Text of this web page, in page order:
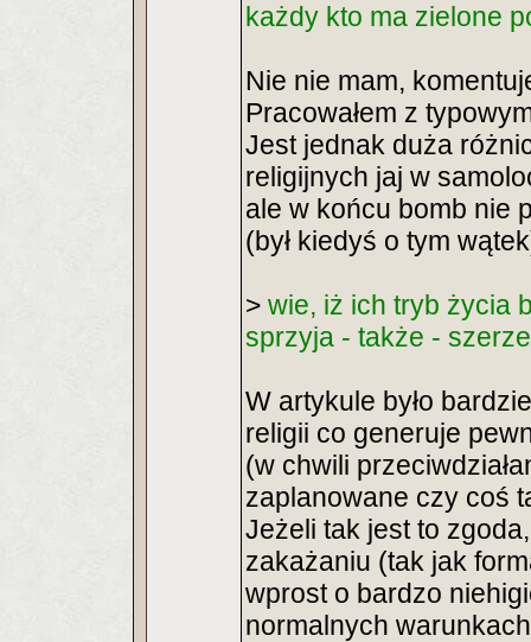
każdy kto ma zielone
Nie nie mam,
Pracowałem z
Jest jednak duża
religijnych jaj w
ale w końcu bomb nie
(był kiedyś o tym
> wie, iż ich tryb życia
sprzyja - także -
W artykule było
religii co generuje
(w chwili
zaplanowane czy coś
Jeżeli tak jest to
zakażaniu (tak jak
wprost o bardzo
normalnych